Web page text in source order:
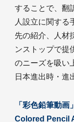
することで、翻
人設立に関する
先の紹介、人材
ンストップで提
のニーズを吸い
日本進出時・進
「彩色鉛筆動
Colored Pencil